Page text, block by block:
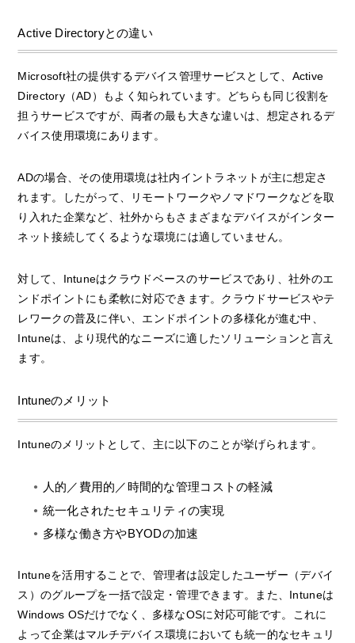
Active Directoryとの違い
Microsoft社の提供するデバイス管理サービスとして、Active
Directory（AD）もよく知られています。どちらも同じ役割を
担うサービスですが、両者の最も大きな違いは、想定されるデ
バイス使用環境にあります。
ADの場合、その使用環境は社内イントラネットが主に想定さ
れます。したがって、リモートワークやノマドワークなどを取
り入れた企業など、社外からもさまざまなデバイスがインター
ネット接続してくるような環境には適していません。
対して、Intuneはクラウドベースのサービスであり、社外のエ
ンドポイントにも柔軟に対応できます。クラウドサービスやテ
レワークの普及に伴い、エンドポイントの多様化が進む中、
Intuneは、より現代的なニーズに適したソリューションと言え
ます。
Intuneのメリット
Intuneのメリットとして、主に以下のことが挙げられます。
人的／費用的／時間的な管理コストの軽減
統一化されたセキュリティの実現
多様な働き方やBYODの加速
Intuneを活用することで、管理者は設定したユーザー（デバイ
ス）のグループを一括で設定・管理できます。また、Intuneは
Windows OSだけでなく、多様なOSに対応可能です。これに
よって企業はマルチデバイス環境においても統一的なセキュリ